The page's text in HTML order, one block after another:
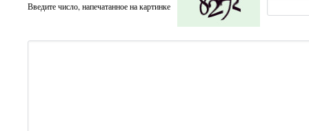
Введите число, напечатанное на картинке